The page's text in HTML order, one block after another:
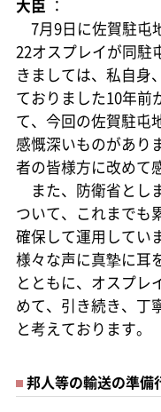
大臣 ：
7月9日に佐賀駐屯
22オスプレイが同駐
きましては、私自身
ておりました10年前
て、今回の佐賀駐屯
感慨深いものがあり
者の皆様方に改めて
また、防衛省とし
ついて、これまでも
確保して運用してい
様々な声に真摯に耳
とともに、オスプレ
めて、引き続き、丁
と考えております。
邦人等の輸送の準備